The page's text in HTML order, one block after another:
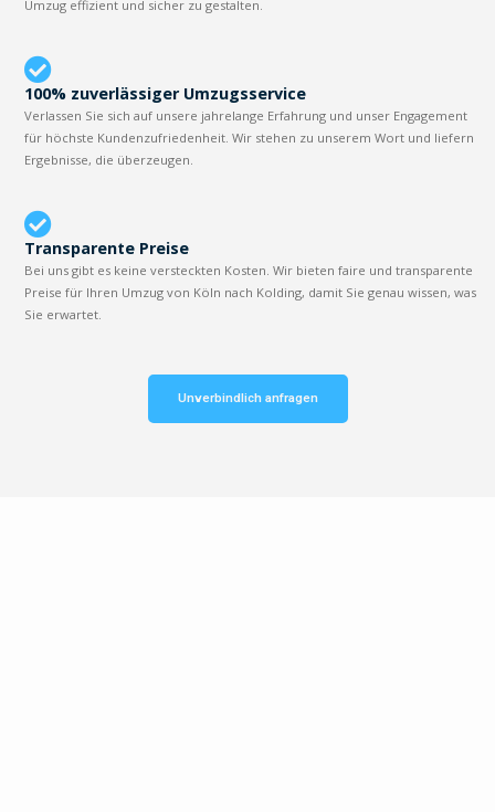
Umzug effizient und sicher zu gestalten.
100% zuverlässiger Umzugsservice
Verlassen Sie sich auf unsere jahrelange Erfahrung und unser Engagement
für höchste Kundenzufriedenheit. Wir stehen zu unserem Wort und liefern
Ergebnisse, die überzeugen.
Transparente Preise
Bei uns gibt es keine versteckten Kosten. Wir bieten faire und transparente
Preise für Ihren Umzug von Köln nach Kolding, damit Sie genau wissen, was
Sie erwartet.
Unverbindlich anfragen